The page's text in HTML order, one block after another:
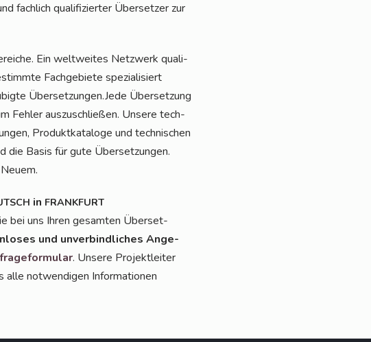
fach­lich qua­li­fi­zier­ter Über­set­zer zur
Ein welt­wei­tes Netz­werk qua­li­
Fach­ge­bie­te spe­zia­li­siert
Übersetzungen.Jede Über­set­zung
Feh­ler aus­zu­schlie­ßen. Unse­re tech­
Pro­dukt­ka­ta­lo­ge und tech­ni­schen
die Basis für gute Über­set­zun­gen.
in FRANKFURT
bei uns Ihren gesam­ten Über­set­
und unver­bind­li­ches Ange­
. Unse­re Pro­jekt­lei­ter
not­wen­di­gen Infor­ma­tio­nen